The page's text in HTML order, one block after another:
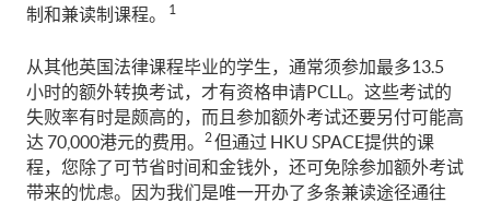
制和兼读制课程。
1
从其他英国法律课程毕业的学生，通常须参加最多13.5
小时的额外转换考试，才有资格申请PCLL。这些考试的
失败率有时是颇高的，而且参加额外考试还要另付可能高
达 70,000港元的费用。
2但通过 HKU SPACE提供的课
程，您除了可节省时间和金钱外，还可免除参加额外考试
带来的忧虑。因为我们是唯一开办了多条兼读途径通往